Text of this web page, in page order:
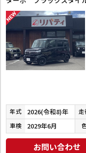
年式 2026(令和8)年 走
車検 2029年6月
お問い合わせ